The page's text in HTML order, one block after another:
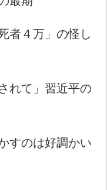
者４万」の怪し
れて」習近平の
すのは好調かい